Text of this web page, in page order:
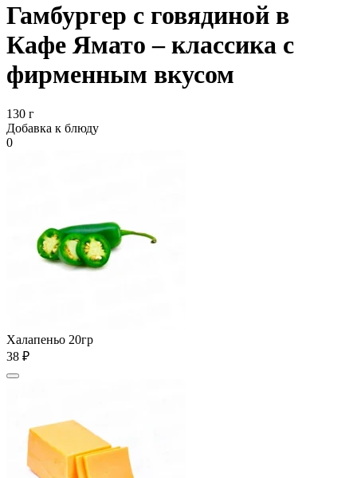
Гамбургер с говядиной в
Кафе Ямато – классика с
фирменным вкусом
130 г
Добавка к блюду
0
Халапеньо 20гр
38 ₽